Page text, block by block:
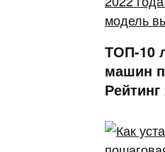
ТОП-10
машин
Рейтинг